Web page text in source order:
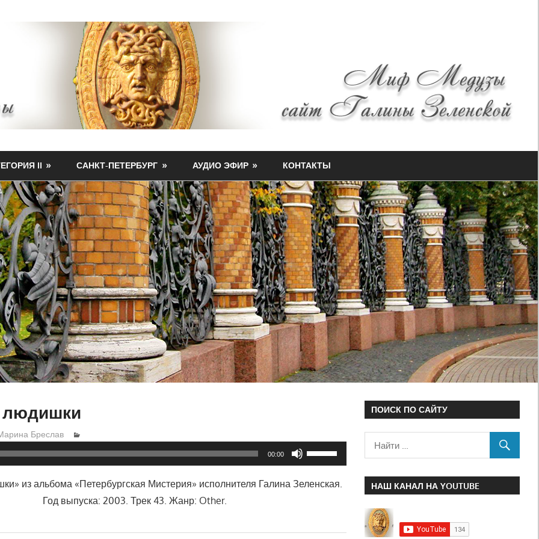
II САНКТ-ПЕТЕРБУРГ АУДИО ЭФИР КОНТАКТЫ
Бреслав
00:00
Используйте
клавиши
вверх/
увеличить
из альбома «Петербургская Мистерия» исполнителя Галина Зеленская.
Год выпуска: 2003. Трек 43. Жанр: Other.
ПОИСК ПО САЙТУ
НАШ КАНАЛ НА YOUTUBE